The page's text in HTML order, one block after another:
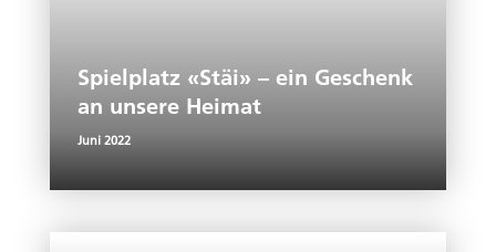
Spielplatz «Stäi» – ein Geschenk
an unsere Heimat
Juni 2022